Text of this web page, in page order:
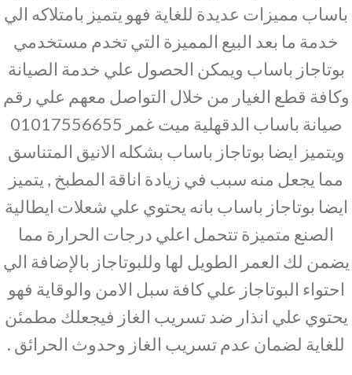
باساب مميزات عديدة للغاية فهو يتميز بامتلاكه الي
خدمة ما بعد البيع المميزة التي تخدم مستخدمي
بوتاجاز باساب ويمكن الحصول علي خدمة الصيانة
وكافة قطع الغيار من خلال التواصل معهم علي رقم
صيانة باساب الدقهلية ميت غمر 01017556655
ويتميز ايضا بوتاجاز باساب بشكله الانيق المتناسق
مما يجعل منه سبب في زيادة اناقة المطبخ , يتميز
ايضا بوتاجاز باساب بانه يحتوي علي شعلات ايطالية
الصنع متميزة تتحمل اعلي درجات الحرارة مما
يضمن لك العمر الطويل لها وللبوتاجاز بالإضافة الي
احتواء البوتاجاز علي كافة سبل الامن والوقاية فهو
يحتوي علي انذار ضد تسريب الغاز فيجعلك مطمئن
للغاية لضمان عدم تسريب الغاز وحدوث الحرائق .